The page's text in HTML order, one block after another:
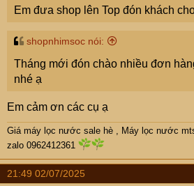
Em đưa shop lên Top đón khách
shopnhimsoc nói:
Tháng mới đón chào nhiều đơn
nhé ạ
Em cảm ơn các cụ ạ
Giá máy lọc nước sale hè Máy lọc nước
zalo 0962412361
21:49 02/07/2025